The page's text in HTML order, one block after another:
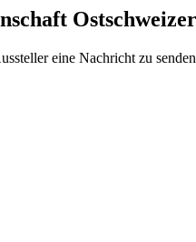
eine Nachricht zu